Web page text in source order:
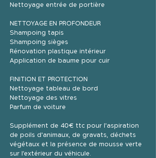
Nettoyage entrée de portière
NETTOYAGE EN PROFONDEUR
Shampoing tapis
Shampoing sièges
Rénovation plastique intérieur
Application de baume pour cuir
FINITION ET PROTECTION
Nettoyage tableau de bord
Nettoyage des vitres
Parfum de voiture
Supplément de 40€ ttc pour l'aspiration
de poils d'animaux, de gravats, déchets
végétaux et la présence de mousse verte
sur l’extérieur du véhicule.